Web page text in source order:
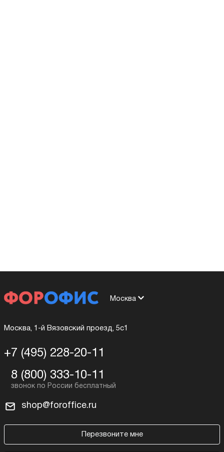
Москва
Москва, 1-й Вязовский проезд, 5с1
+7 (495) 228-20-11
8 (800) 333-10-11
shop@foroffice.ru
Перезвоните мне